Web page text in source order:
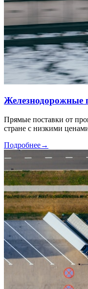
Железнодорожные
Прямые поставки от
стране с низкими
Подробнее→